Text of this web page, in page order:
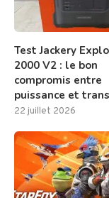
Test Jackery
2000 V2 : le bon
compromis entre
puissance et
22 juillet 2026